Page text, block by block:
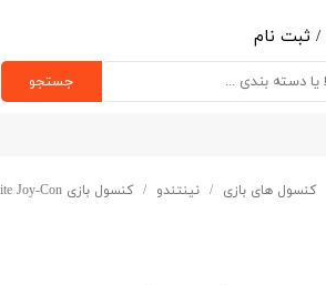
/ ثبت نام
از حساب کاربری
جستجو
کنسول های بازی نینتندو کنسول بازی Nintendo Switch OLED Model with White Joy-Con